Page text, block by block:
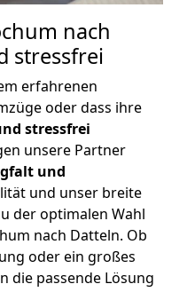
nach
stressfrei
erfahrenen
oder dass ihre
stressfrei
unsere Partner
und
und unser breite
der optimalen Wahl
nach Datteln. Ob
oder ein großes
die passende Lösung